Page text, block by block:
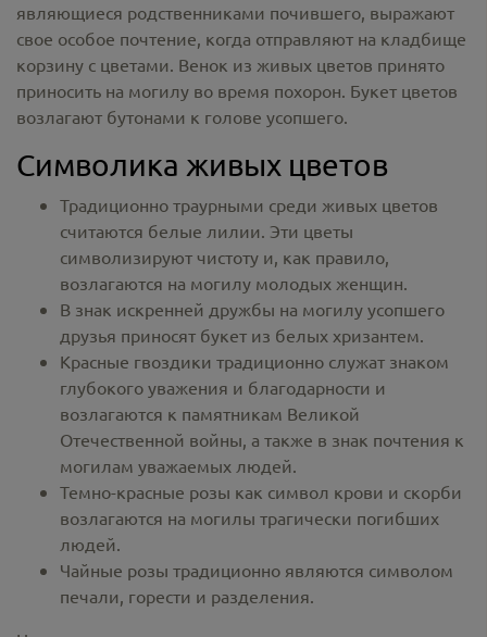
являющиеся родственниками почившего, выражают
свое особое почтение, когда отправляют на кладбище
корзину с цветами. Венок из живых цветов принято
приносить на могилу во время похорон. Букет цветов
возлагают бутонами к голове усопшего.
Символика живых цветов
Традиционно траурными среди живых цветов
считаются белые лилии. Эти цветы
символизируют чистоту и, как правило,
возлагаются на могилу молодых женщин.
В знак искренней дружбы на могилу усопшего
друзья приносят букет из белых хризантем.
Красные гвоздики традиционно служат знаком
глубокого уважения и благодарности и
возлагаются к памятникам Великой
Отечественной войны, а также в знак почтения к
могилам уважаемых людей.
Темно-красные розы как символ крови и скорби
возлагаются на могилы трагически погибших
людей.
Чайные розы традиционно являются символом
печали, горести и разделения.